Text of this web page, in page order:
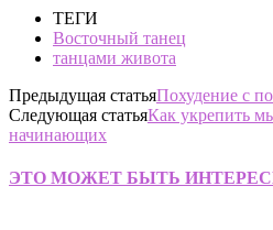
ТЕГИ
Восточный танец
танцами живота
Предыдущая статьяПохудение с
Следующая статьяКак укрепить
начинающих
ЭТО МОЖЕТ БЫТЬ